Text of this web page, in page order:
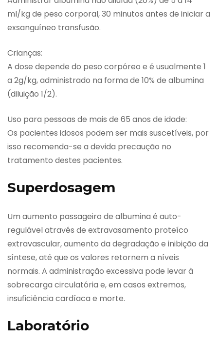
ml/kg de peso corporal, 30 minutos antes de iniciar a
exsanguíneo transfusão.
Crianças:
A dose depende do peso corpóreo e é usualmente 1
a 2g/kg, administrado na forma de 10% de albumina
(diluição 1/2).
Uso para pessoas de mais de 65 anos de idade:
Os pacientes idosos podem ser mais suscetíveis, por
isso recomenda-se a devida precaução no
tratamento destes pacientes.
Superdosagem
Um aumento passageiro de albumina é auto-
regulável através de extravasamento proteíco
extravascular, aumento da degradação e inibição da
síntese, até que os valores retornem a níveis
normais. A administração excessiva pode levar à
sobrecarga circulatória e, em casos extremos,
insuficiência cardíaca e morte.
Laboratório